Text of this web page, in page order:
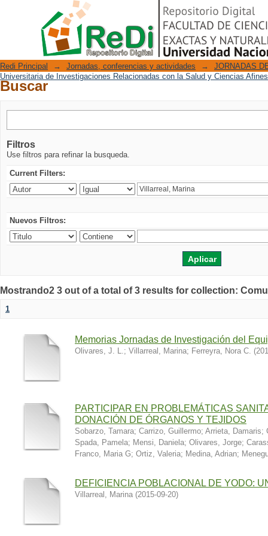
Repositorio Digital
Redi Principal → Jornadas, conferencias y actividades →
JORNADAS
Universitaria de Investigaciones Relacionadas con la Salud y Ciencias
Buscar
Filtros
Use filtros para refinar la busqueda.
Current Filters:
Nuevos Filtros:
Mostrando2 3 out of a total of 3 results for collection:
1
Memorias Jornadas de Investigación del
Olivares, J. L.; Villarreal, Marina; Ferreyra, Nora C. (
PARTICIPAR EN PROBLEMÁTICAS
DONACIÓN DE ÓRGANOS Y TEJIDOS
Sobarzo, Tamara; Carrizo, Guillermo; Arrieta, Damaris;
Spada, Pamela; Mensi, Daniela; Olivares, Jorge;
Franco, Maria G; Ortiz, Valeria; Medina, Adrian;
DEFICIENCIA POBLACIONAL DE YODO:
Villarreal, Marina (2015-09-20)